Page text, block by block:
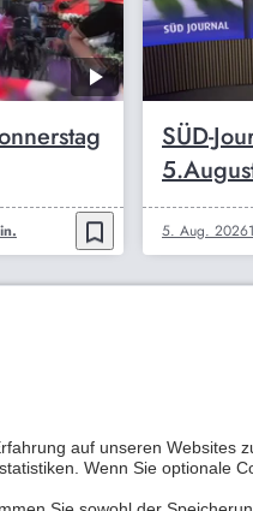
bookmark_border
SÜD-
5. Aug. 2026